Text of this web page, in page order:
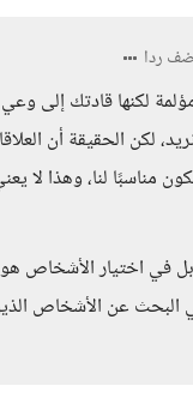
ردا
لكنها قادتك إلى
نريد، لكن الحقيقة
لنا، وهذا لا
في اختيار الأشخاص
البحث عن الأشخاص